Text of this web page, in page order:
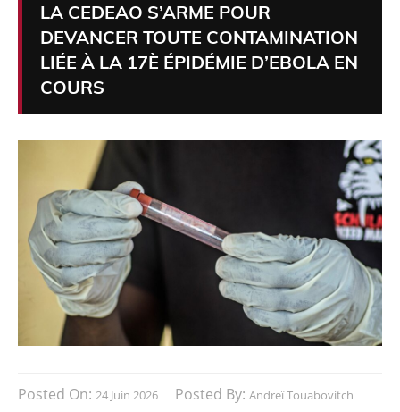
LA CEDEAO S’ARME POUR
DEVANCER TOUTE CONTAMINATION
LIÉE À LA 17È ÉPIDÉMIE D’EBOLA EN
COURS
Posted On: 24 Juin 2026 Posted By: Andreï Touabovitch